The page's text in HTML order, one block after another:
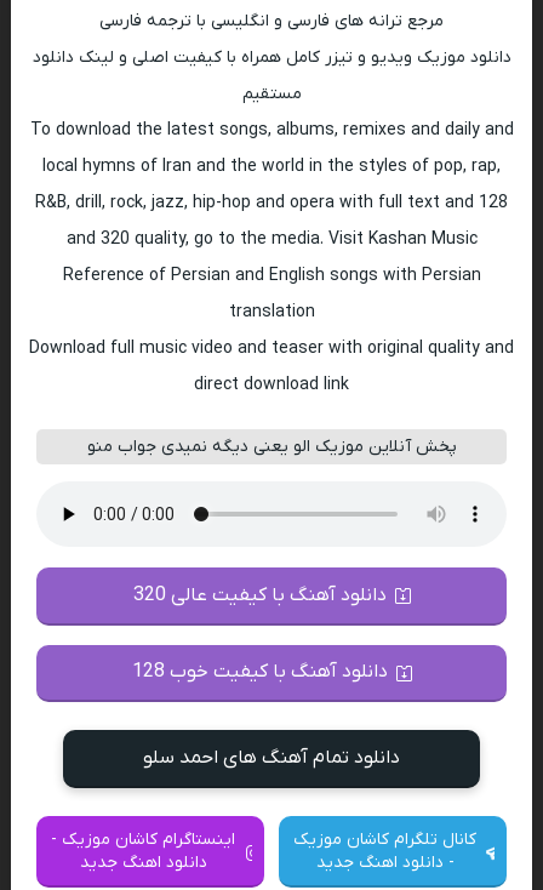
مرجع ترانه های فارسی و انگلیسی با ترجمه فارسی
دانلود موزیک ویدیو و تیزر کامل همراه با کیفیت اصلی و لینک دانلود
مستقیم
To download the latest songs, albums, remixes and daily and
local hymns of Iran and the world in the styles of pop, rap,
R&B, drill, rock, jazz, hip-hop and opera with full text and 128
and 320 quality, go to the media. Visit Kashan Music
Reference of Persian and English songs with Persian
translation
Download full music video and teaser with original quality and
direct download link
پخش آنلاین موزیک الو یعنی دیگه نمیدی جواب منو
دانلود آهنگ با کیفیت عالی 320
دانلود آهنگ با کیفیت خوب 128
دانلود تمام آهنگ های احمد سلو
کانال تلگرام کاشان موزیک
- دانلود اهنگ جدید
اینستاگرام کاشان موزیک -
دانلود اهنگ جدید